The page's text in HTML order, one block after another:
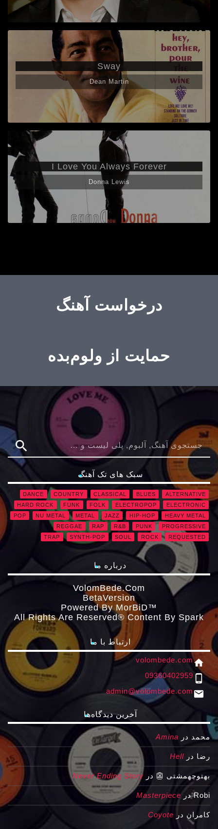
Sway
Dean Martin
I Love You Always Forever
Donna Lewis
درخواست آهنگ
حمایت از ولوم‌بده
search
سبک های تک آهنگ
ALTERNATIVE
BLUES
CLASSICAL
COUNTRY
DANCE
ELECTRONIC
ELECTROPOP
FOLK
FUNK
HARD ROCK
HEAVY METAL
HIP-HOP
JAZZ
METAL
NU METAL
POP
PROGRESSIVE
PUNK
R&B
RAP
REGGAE
REQUESTED
ROCK
SOUL
SYNTH-POP
TRAP
درباره ما
VolomBede.com
ΒetaVersion
Powered By MorBiD™
All Rights Are Reserved® Content By Spark
ارتباط با ما
home
volombede.com
phone_android
09360402959
email
admin@volombede.com
آخرین دیدگاه‌ها
محمد در Amina
رضا در Hell
بهتوچهمشتی 👺 در Never Ending Story
Robiدر Masterpiece
کامران در Coyote